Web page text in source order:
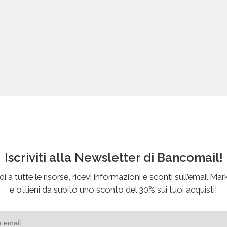
Iscriviti alla Newsletter di Bancomail!
a tutte le risorse, ricevi informazioni e sconti sull’email
e ottieni da subito uno sconto del 30% sui tuoi acquisti!